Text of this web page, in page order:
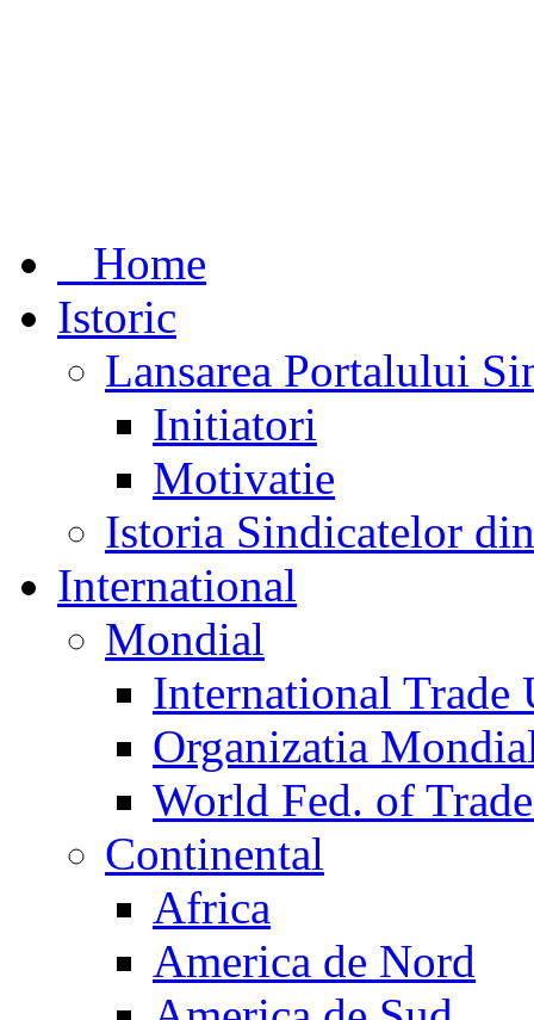
Home
Istoric
Lansarea Portalului
Initiatori
Motivatie
Istoria Sindicatelor
International
Mondial
International Trade
Organizatia
World Fed. of
Continental
Africa
America de Nord